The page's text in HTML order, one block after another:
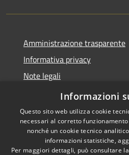
Amministrazione trasparente
Informativa privacy
Note legali
Dichiarazione di accessibilità
Informazioni
Questo sito web utilizza cookie
necessari al corretto
nonché un cookie tecnico
informazioni statistiche,
Per maggiori dettagli, può consultare